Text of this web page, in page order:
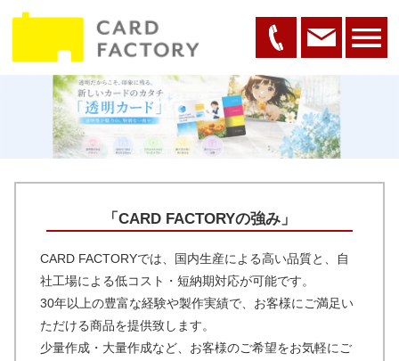
「CARD FACTORYの強み」
CARD FACTORYでは、国内生産による高い品質と、自
社工場による低コスト・短納期対応が可能です。
30年以上の豊富な経験や製作実績で、お客様にご満足い
ただける商品を提供致します。
少量作成・大量作成など、お客様のご希望をお気軽にご